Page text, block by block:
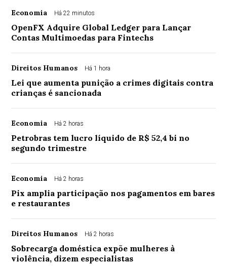
Economia Há 22 minutos
OpenFX Adquire Global Ledger para Lançar
Contas Multimoedas para Fintechs
Direitos Humanos Há 1 hora
Lei que aumenta punição a crimes digitais contra
crianças é sancionada
Economia Há 2 horas
Petrobras tem lucro líquido de R$ 52,4 bi no
segundo trimestre
Economia Há 2 horas
Pix amplia participação nos pagamentos em bares
e restaurantes
Direitos Humanos Há 2 horas
Sobrecarga doméstica expõe mulheres à
violência, dizem especialistas